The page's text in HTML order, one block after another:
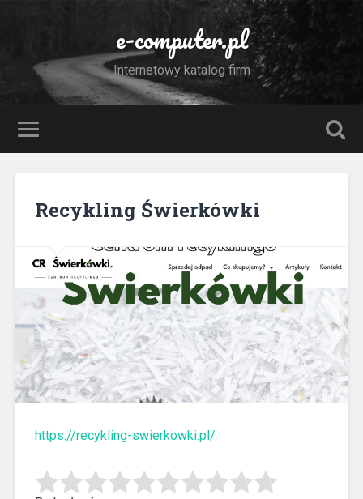
e-computer.pl
Internetowy katalog firm
Recykling Świerkówki
https://recykling-swierkowki.pl/